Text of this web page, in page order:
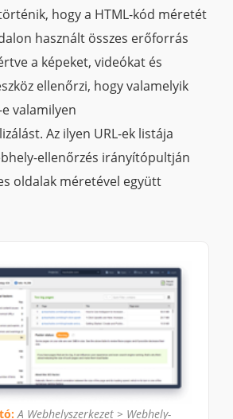
hogy a HTML-kód méretét
használt összes erőforrás
a képeket, videókat és
ellenőrzi, hogy valamelyik
valamilyen
Az ilyen URL-ek listája
ellenőrzés irányítópultján
oldalak méretével együtt
A Webhelyszerkezet > Webhely-